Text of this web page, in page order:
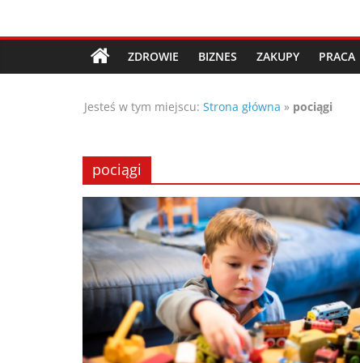
Porady,
wskazówki
oraz
ciekawe
rady
–
poznaj
te
ZDROWIE BIZNES ZAKUPY PRACA
Jesteś w tym miejscu: Strona główna » pociągi
pociągi